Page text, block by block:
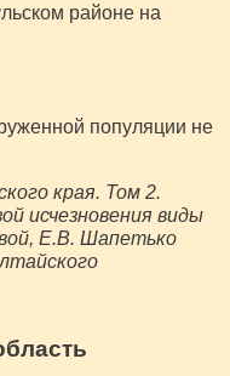
районе на
популяции не
края. Том 2.
исчезновения виды
Е.В. Шапетько